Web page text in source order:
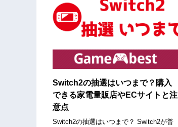
Switch2の抽選はいつまで？購入
できる家電量販店やECサイトと注
意点
Switch2の抽選はいつまで？ Switch2が普